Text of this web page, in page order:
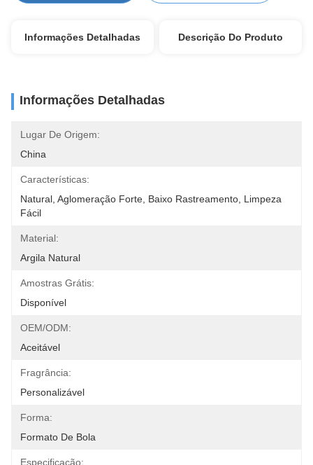
Informações Detalhadas Descrição Do Produto
Informações Detalhadas
Lugar De Origem:
China
Características:
Natural, Aglomeração Forte, Baixo Rastreamento, Limpeza
Fácil
Material:
Argila Natural
Amostras Grátis:
Disponível
OEM/ODM:
Aceitável
Fragrância:
Personalizável
Forma:
Formato De Bola
Especificação: